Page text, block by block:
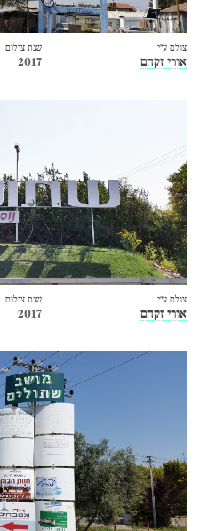
צולם ע״י
אורי זקהם
שנת צילום
2017
צולם ע״י
אורי זקהם
שנת צילום
2017